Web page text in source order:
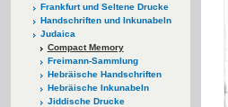
Frankfurt und Seltene Drucke
Handschriften und Inkunabeln
Judaica
Compact Memory
Freimann-Sammlung
Hebräische Handschriften
Hebräische Inkunabeln
Jiddische Drucke